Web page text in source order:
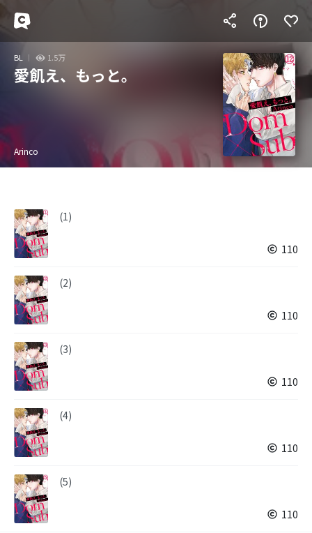
BL 1.5万
愛飢え、もっと。
Arinco
(1)
110
(2)
110
(3)
110
(4)
110
(5)
110